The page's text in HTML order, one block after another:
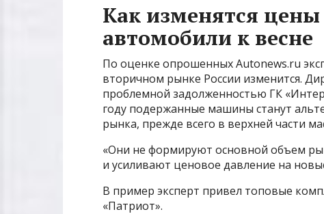
Как изменятся
автомобили к весне
По оценке опрошенных Autonews.ru
вторичном рынке России изменится.
проблемной задолженностью ГК
году подержанные машины станут
рынка, прежде всего в верхней части
«Они не формируют основной объем
и усиливают ценовое давление на
В пример эксперт привел топовые
«Патриот».